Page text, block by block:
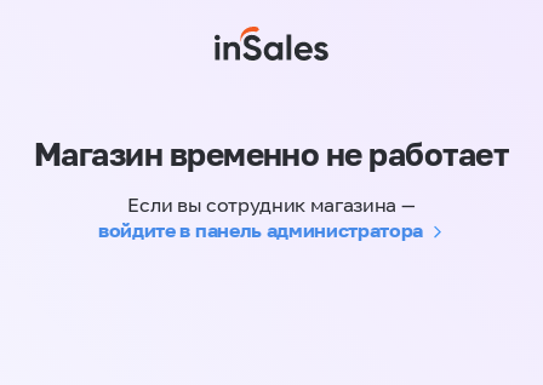
Магазин временно не работает
Если вы сотрудник магазина —
войдите в панель администратора